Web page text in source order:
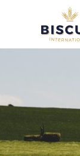
Aller au contenu